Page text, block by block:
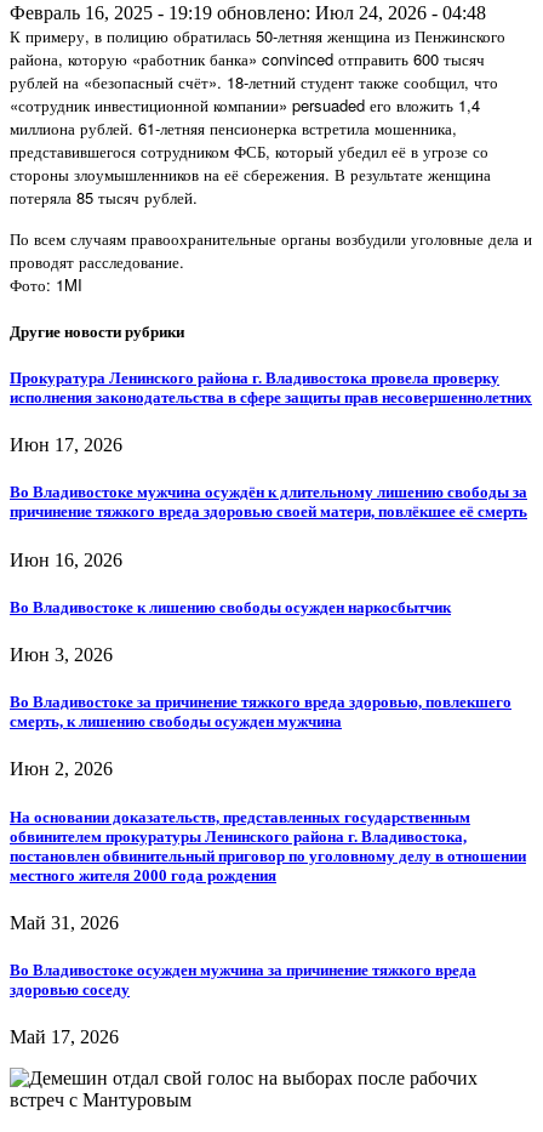
Февраль 16, 2025 - 19:19 обновлено: Июл 24, 2026 - 04:48
К примеру, в полицию обратилась 50-летняя женщина из Пенжинского
района, которую «работник банка» convinced отправить 600 тысяч
рублей на «безопасный счёт». 18-летний студент также сообщил, что
«сотрудник инвестиционной компании» persuaded его вложить 1,4
миллиона рублей. 61-летняя пенсионерка встретила мошенника,
представившегося сотрудником ФСБ, который убедил её в угрозе со
стороны злоумышленников на её сбережения. В результате женщина
потеряла 85 тысяч рублей.
По всем случаям правоохранительные органы возбудили уголовные дела и
проводят расследование.
Фото: 1MI
Другие новости рубрики
Прокуратура Ленинского района г. Владивостока провела проверку
исполнения законодательства в сфере защиты прав несовершеннолетних
Июн 17, 2026
Во Владивостоке мужчина осуждён к длительному лишению свободы за
причинение тяжкого вреда здоровью своей матери, повлёкшее её смерть
Июн 16, 2026
Во Владивостоке к лишению свободы осужден наркосбытчик
Июн 3, 2026
Во Владивостоке за причинение тяжкого вреда здоровью, повлекшего
смерть, к лишению свободы осужден мужчина
Июн 2, 2026
На основании доказательств, представленных государственным
обвинителем прокуратуры Ленинского района г. Владивостока,
постановлен обвинительный приговор по уголовному делу в отношении
местного жителя 2000 года рождения
Май 31, 2026
Во Владивостоке осужден мужчина за причинение тяжкого вреда
здоровью соседу
Май 17, 2026